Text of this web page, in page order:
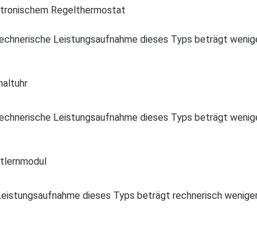
­Regelthermostat
Leistungsaufnahme dieses Typs beträgt
Leistungsaufnahme dieses Typs beträgt
dieses Typs beträgt rechnerisch